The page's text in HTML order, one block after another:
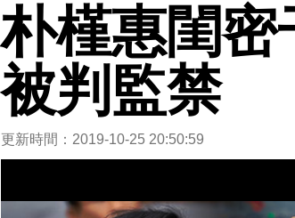
朴槿惠閨
被判監禁
更新時間：2019-10-25 20:50:59